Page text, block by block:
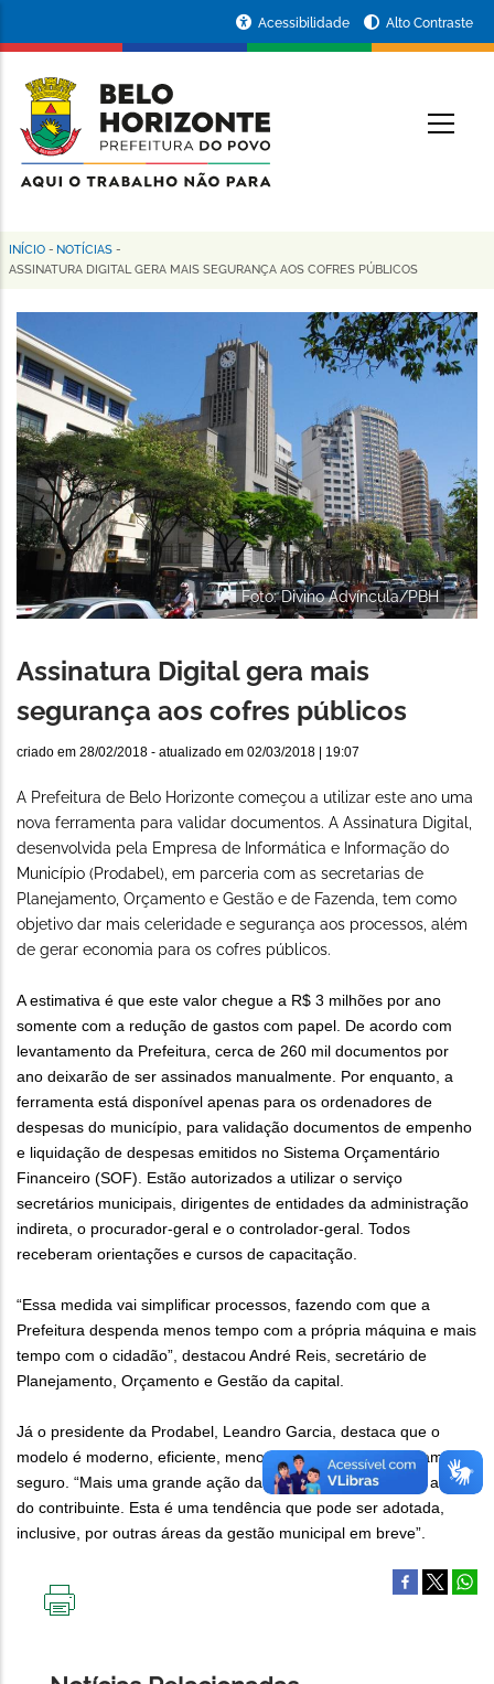
conteúdo
principal
da
Prefeitura
de
Horizonte
Acessibilidade Alto Contraste
Trilha
navegação
INÍCIO - NOTÍCIAS -
ASSINATURA DIGITAL GERA MAIS SEGURANÇA AOS COFRES PÚBLICOS
Foto: Divino Advíncula/PBH
Assinatura Digital gera mais
segurança aos cofres públicos
criado em 28/02/2018 - atualizado em 02/03/2018 | 19:07
A Prefeitura de Belo Horizonte começou a utilizar este ano uma
nova ferramenta para validar documentos. A Assinatura Digital,
desenvolvida pela Empresa de Informática e Informação do
Município (Prodabel), em parceria com as secretarias de
Planejamento, Orçamento e Gestão e de Fazenda, tem como
objetivo dar mais celeridade e segurança aos processos, além
de gerar economia para os cofres públicos.
A estimativa é que este valor chegue a R$ 3 milhões por ano
somente com a redução de gastos com papel. De acordo com
levantamento da Prefeitura, cerca de 260 mil documentos por
ano deixarão de ser assinados manualmente. Por enquanto, a
ferramenta está disponível apenas para os ordenadores de
despesas do município, para validação documentos de empenho
e liquidação de despesas emitidos no Sistema Orçamentário
Financeiro (SOF). Estão autorizados a utilizar o serviço
secretários municipais, dirigentes de entidades da administração
indireta, o procurador-geral e o controlador-geral. Todos
receberam orientações e cursos de capacitação.
“Essa medida vai simplificar processos, fazendo com que a
Prefeitura despenda menos tempo com a própria máquina e mais
tempo com o cidadão”, destacou André Reis, secretário de
Planejamento, Orçamento e Gestão da capital.
Já o presidente da Prodabel, Leandro Garcia, destaca que o
modelo é moderno, eficiente, menos burocrático e extremamente
seguro. “Mais uma grande ação da Prefeitura para facilitar a vida
do contribuinte. Esta é uma tendência que pode ser adotada,
inclusive, por outras áreas da gestão municipal em breve”.